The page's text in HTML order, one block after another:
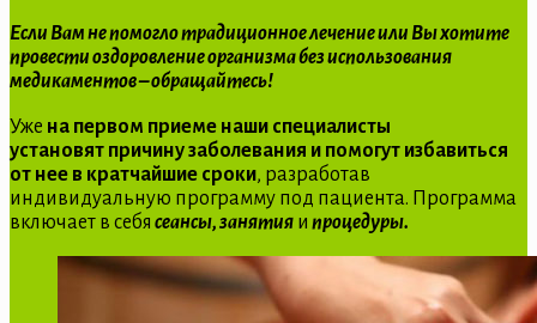
Если Вам не помогло традиционное лечение или Вы хотите
провести оздоровление организма без использования
медикаментов – обращайтесь!
Уже на первом приеме наши специалисты
установят причину заболевания и помогут избавиться
от нее в кратчайшие сроки, разработав
индивидуальную программу под пациента. Программа
включает в себя сеансы, занятия и процедуры.